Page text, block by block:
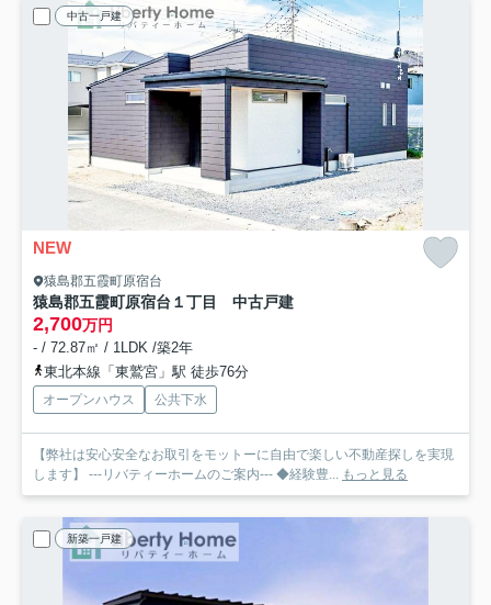
中古一戸建
NEW
猿島郡五霞町原宿台
猿島郡五霞町原宿台１丁目 中古戸建
2,700万円
- / 72.87㎡ / 1LDK /築2年
東北本線「東鷲宮」駅 徒歩76分
オープンハウス 公共下水
【弊社は安心安全なお取引をモットーに自由で楽しい不動産探しを実現
します】 ---リバティーホームのご案内--- ◆経験豊... もっと見る
新築一戸建